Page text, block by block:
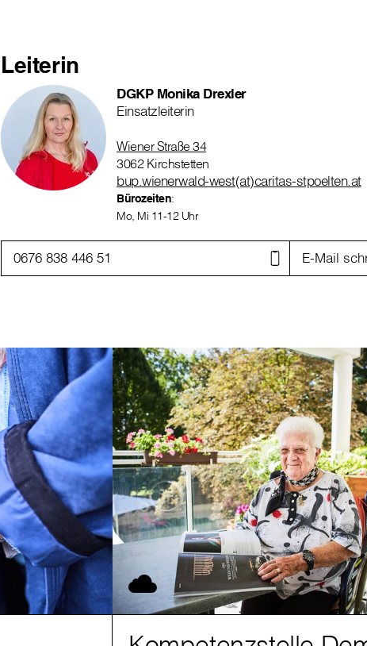
Leiterin
DGKP Monika Drexler
Einsatzleiterin
Wiener Straße 34
3062 Kirchstetten
bup.wienerwald-west(at)caritas-stpoelten.at
Bürozeiten:
Mo, Mi 11-12 Uhr
0676 838 446 51 E-Mail